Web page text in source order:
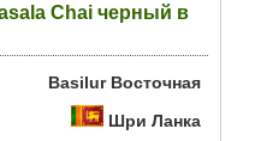
Chai черный в
Basilur Восточная
Шри Ланка